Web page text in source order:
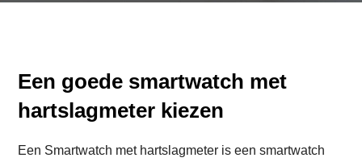
Een goede smartwatch met
hartslagmeter kiezen
Een Smartwatch met hartslagmeter is een smartwatch